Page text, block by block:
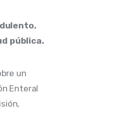
pública.
un
Enteral